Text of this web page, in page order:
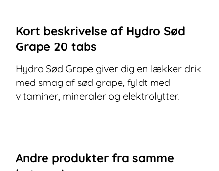
Kort beskrivelse af Hydro Sød
Grape 20 tabs
Hydro Sød Grape giver dig en lækker drik
med smag af sød grape, fyldt med
vitaminer, mineraler og elektrolytter.
Andre produkter fra samme